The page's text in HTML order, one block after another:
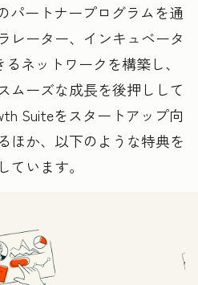
パートナープログラムを通
レーター、インキュベータ
ネットワークを構築し、
ムーズな成長を後押しして
Suiteをスタートアップ向
ほか、以下のような特典を
ています。